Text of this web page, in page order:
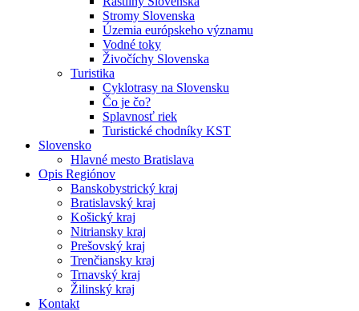
Stromy Slovenska
Územia európskeho významu
Vodné toky
Živočíchy Slovenska
Turistika
Cyklotrasy na Slovensku
Čo je čo?
Splavnosť riek
Turistické chodníky KST
Slovensko
Hlavné mesto Bratislava
Opis Regiónov
Banskobystrický kraj
Bratislavský kraj
Košický kraj
Nitriansky kraj
Prešovský kraj
Trenčiansky kraj
Trnavský kraj
Žilinský kraj
Kontakt